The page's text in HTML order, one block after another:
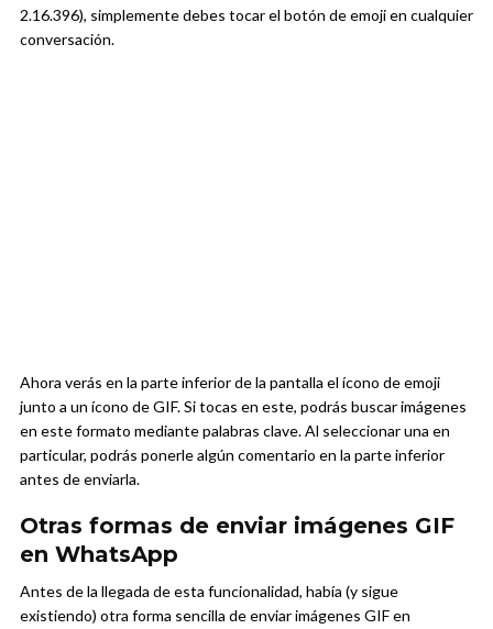
2.16.396), simplemente debes tocar el botón de emoji en cualquier
conversación.
Ahora verás en la parte inferior de la pantalla el ícono de emoji
junto a un ícono de GIF. Si tocas en este, podrás buscar imágenes
en este formato mediante palabras clave. Al seleccionar una en
particular, podrás ponerle algún comentario en la parte inferior
antes de enviarla.
Otras formas de enviar imágenes GIF
en WhatsApp
Antes de la llegada de esta funcionalidad, había (y sigue
existiendo) otra forma sencilla de enviar imágenes GIF en